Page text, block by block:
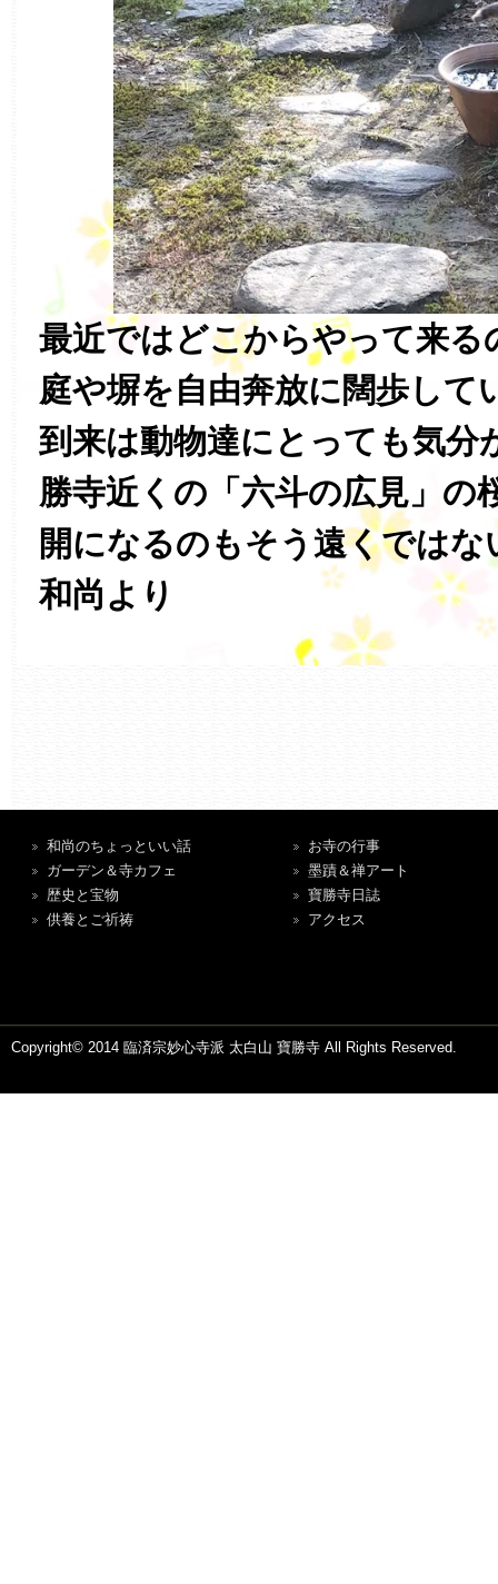
最近ではどこからやって来る
庭や塀を自由奔放に闊歩して
到来は動物達にとっても気分
勝寺近くの「六斗の広見」の
開になるのもそう遠くでは
和尚より
和尚のちょっといい話
ガーデン＆寺カフェ
歴史と宝物
供養とご祈祷
お寺の行事
墨蹟＆禅アート
寶勝寺日誌
アクセス
Copyright© 2014 臨済宗妙心寺派 太白山 寶勝寺 All Rights Reserved.